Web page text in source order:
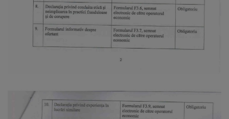
în
imagini
Galerii